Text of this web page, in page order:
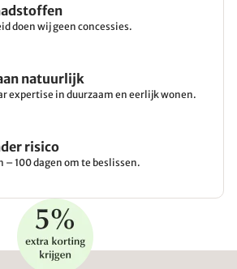
doen wij geen concessies.
natuurlijk
expertise in duurzaam en eerlijk wonen.
risico
100 dagen om te beslissen.